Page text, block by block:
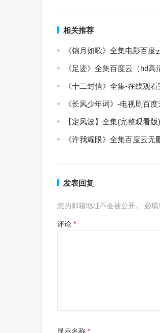
相关推荐
《锦月如歌》全集电影百
《足迹》全集百度云（hd
《十二封信》全集-在线观
《长风少年词》-电视剧百
【定风波】全集(完整观看版
《许我耀眼》全集百度云
发表回复
您的邮箱地址不会被公开。 必填
评论 *
显示名称 *